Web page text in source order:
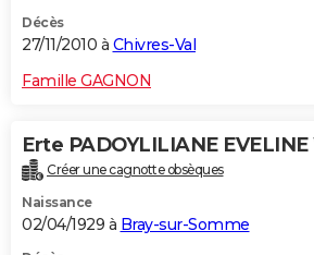
Décès
27/11/2010 à Chivres-Val
Famille GAGNON
Erte PADOYLILIANE
Créer une cagnotte obsèques
Naissance
02/04/1929 à Bray-sur-Somme